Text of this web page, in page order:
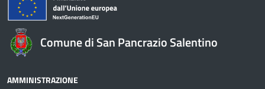
Comune di San Pancrazio Salentino
AMMINISTRAZIONE